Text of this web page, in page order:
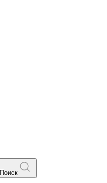
Поиск